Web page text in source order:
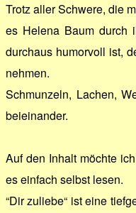
Trotz aller Schwere, die
es Helena Baum durch
durchaus humorvoll ist,
nehmen.
Schmunzeln, Lachen,
beieinander.
Auf den Inhalt möchte
es einfach selbst lesen.
“Dir zuliebe“ ist eine